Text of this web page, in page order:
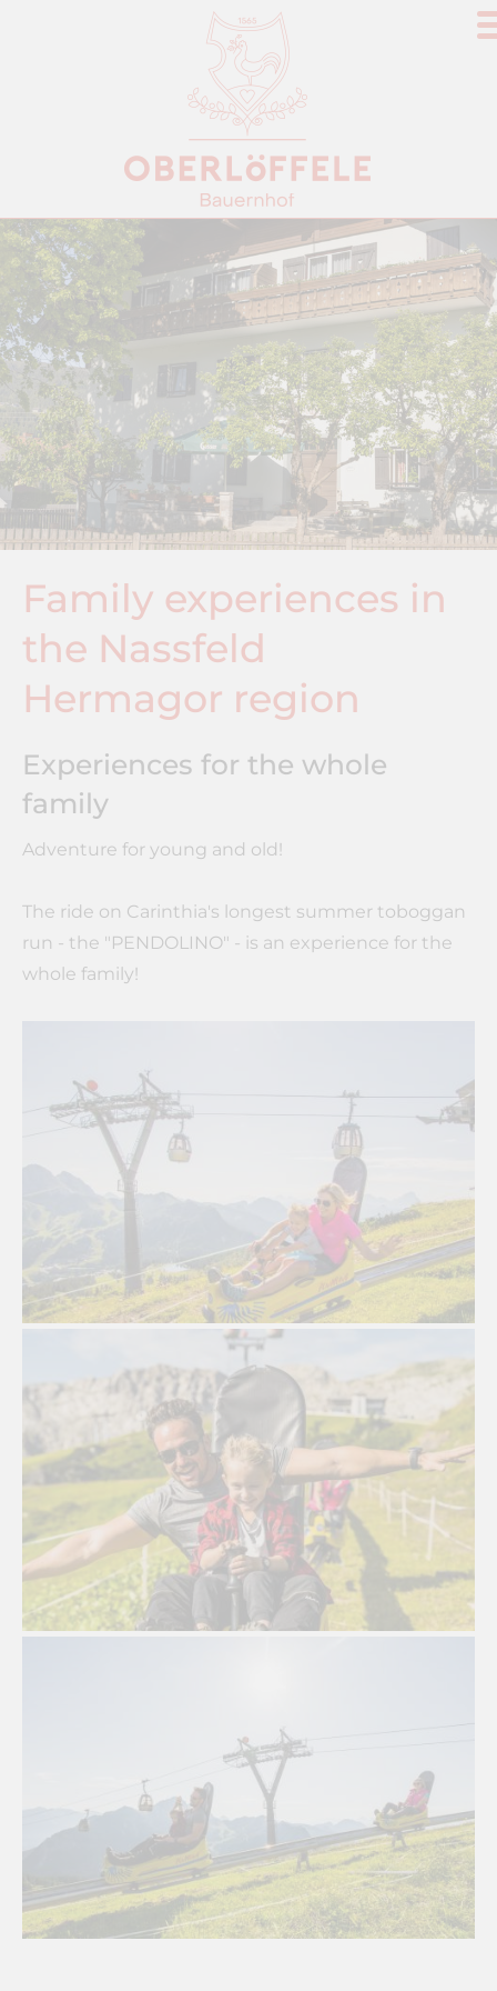
Family experiences in
the Nassfeld
Hermagor region
Experiences for the whole
family
Adventure for young and old!
The ride on Carinthia's longest summer toboggan
run - the "PENDOLINO" - is an experience for the
whole family!